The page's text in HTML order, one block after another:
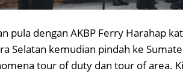
pula dengan AKBP Ferry Harahap
Selatan kemudian pindah ke
tour of duty dan tour of area.